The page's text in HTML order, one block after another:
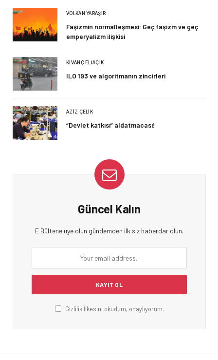
VOLKAN YARAŞIR
Faşizmin normalleşmesi: Geç faşizm ve geç
emperyalizm ilişkisi
KIVANÇ ELIAÇIK
ILO 193 ve algoritmanın zincirleri
AZIZ ÇELIK
“Devlet katkısı” aldatmacası!
Güncel Kalın
E Bültene üye olun gündemden ilk siz haberdar olun.
Gizlilik İlkesini okudum, onaylıyorum.